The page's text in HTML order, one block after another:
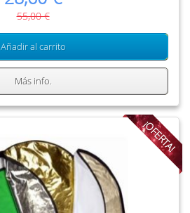
55,00 €
Añadir al carrito
Más info.
¡OFERTA!